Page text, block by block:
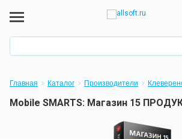
Главная Каталог Производители
Mobile SMARTS: Магазин 15